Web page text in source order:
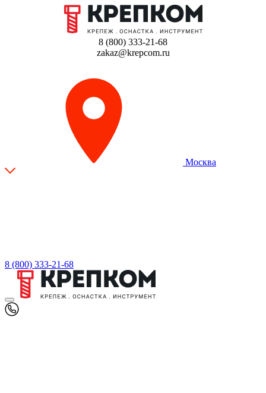
8 (800) 333-21-68
zakaz@krepcom.ru
Москва
8 (800) 333-21-68